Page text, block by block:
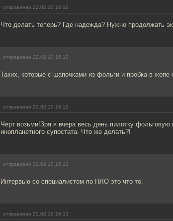
отправлено 22.02.10 16:12
Что делать теперь? Где надежда? Нужно продолжать
отправлено 22.02.10 16:12
Таких, которые с шапочками из фольги и пробка в
отправлено 22.02.10 16:12
Черт возьми!Зря я вчера весь день пилотку
инопланетного супостата. Что же делать?!
отправлено 22.02.10 16:12
Интервью со специалистом по НЛО это что-то.
отправлено 22.02.10 16:13